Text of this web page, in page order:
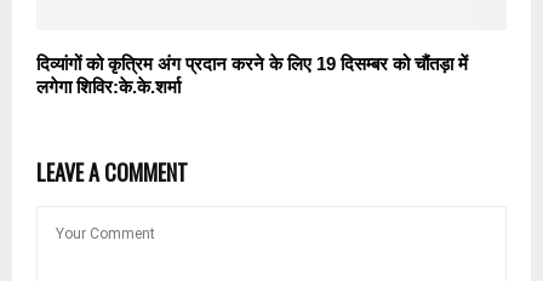
दिव्यांगों को कृत्रिम अंग प्रदान करने के लिए 19 दिसम्बर को चौंतड़ा में
लगेगा शिविर:के.के.शर्मा
LEAVE A COMMENT